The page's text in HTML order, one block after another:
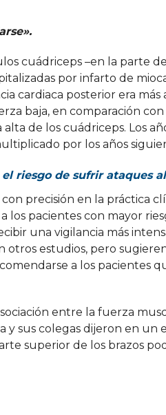
cuádriceps –en la parte
por infarto de
cardiaca posterior era más
baja, en comparación
de los cuádriceps. Los
por los años
riesgo de sufrir ataques
precisión en la práctica
pacientes con mayor
una vigilancia más
otros estudios, pero
a los pacientes
entre la fuerza
y sus colegas dijeron en
superior de los brazos